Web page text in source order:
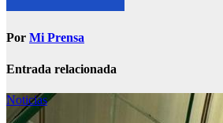
Por Mi Prensa
Entrada relacionada
Noticias